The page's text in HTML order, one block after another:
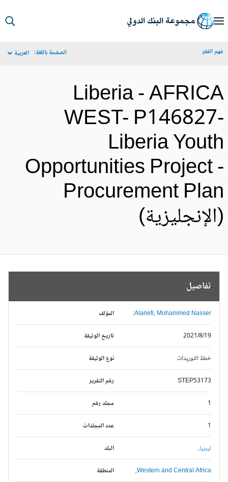
الفقر الصفحة باللغة: العربية
Liberia -
WEST-
Liberia
Opportunities Project
Procurement
تفاصيل
المؤلف Alariefi, Mohammed Nasser;
تاريخ الوثيقة 2021/8/19
نوع الوثيقة خطة التوريدات
رقم التقرير STEP53173
مجلد رقم
عدد المجلدات
البلد ليبريا,
المنطقة Western and Central Africa,